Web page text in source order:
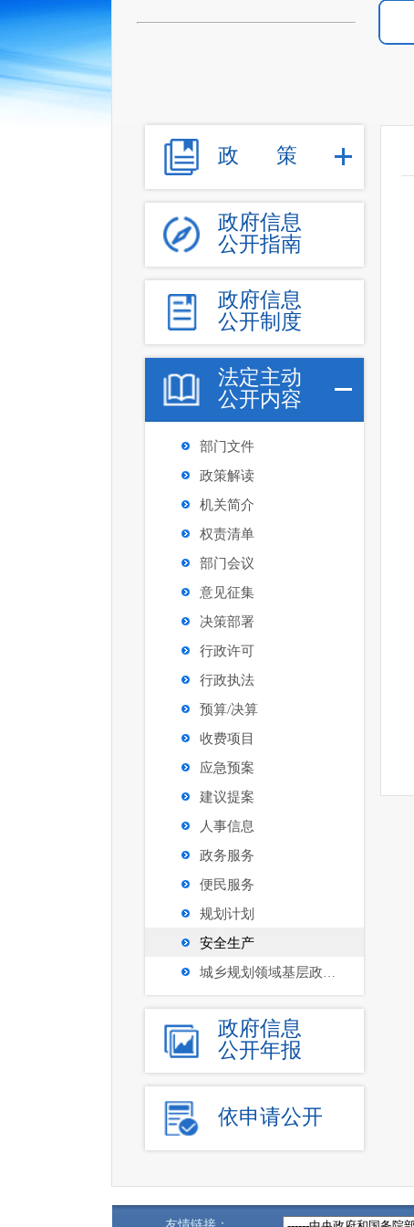
政 策
政府信息
公开指南
政府信息
公开制度
法定主动
公开内容
部门文件
政策解读
机关简介
权责清单
部门会议
意见征集
决策部署
行政许可
行政执法
预算/决算
收费项目
应急预案
建议提案
人事信息
政务服务
便民服务
规划计划
安全生产
城乡规划领域基层政务公开沈河区试点
政府信息
公开年报
依申请公开